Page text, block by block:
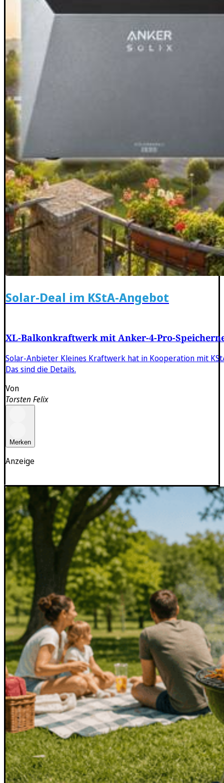
Anzeige
Solar-Deal im KStA-Angebot
XL-Balkonkraftwerk mit Anker-4-Pro-
Solar-Anbieter Kleines Kraftwerk hat in Kooperation mit
Das sind die Details.
Von
Torsten Felix
Merken